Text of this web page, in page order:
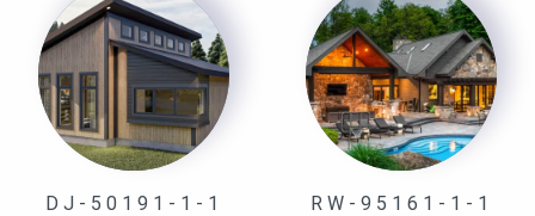
DJ-50191-1-1 RW-95161-1-1